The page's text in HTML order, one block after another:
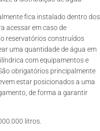
fica instalado dentro dos
acessar em caso de
reservatórios construídos
uma quantidade de água em
com equipamentos e
obrigatórios principalmente
estar posicionados a uma
de forma a garantir
litros.